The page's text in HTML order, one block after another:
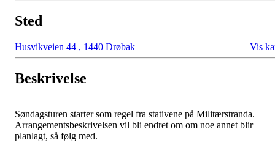
Sted
Husvikveien 44 , 1440 Drøbak Vis
Beskrivelse
Søndagsturen starter som regel fra stativene på Militærstranda.
Arrangementsbeskrivelsen vil bli endret om om noe annet blir
planlagt, så følg med.